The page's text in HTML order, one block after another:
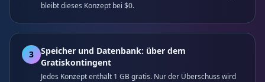
bleibt dieses Konzept bei $0.
3
Speicher und Datenbank: über dem
Gratiskontingent
Jedes Konzept enthält 1 GB gratis. Nur der Überschuss wird